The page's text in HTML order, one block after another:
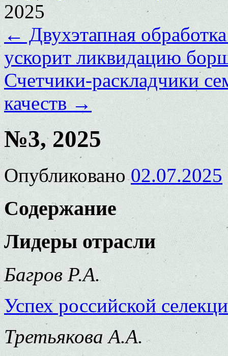
2025
←Двухэтапная
ускорит ликвидацию
Счетчики-раскладчики
качеств→
№3, 2025
Опубликовано 02.07.2025
Содержание
Лидеры отрасли
Багров Р.А.
Успех российской
Третьякова А.А.